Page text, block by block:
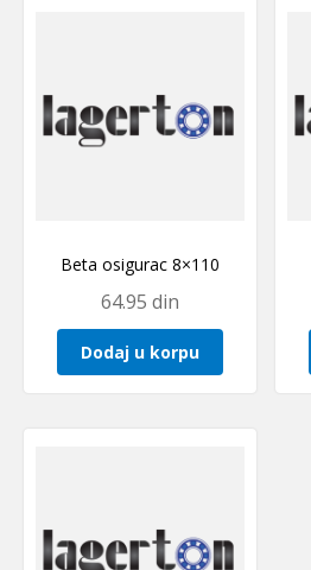
Beta osigurac 8×110
64.95 din
Dodaj u korpu